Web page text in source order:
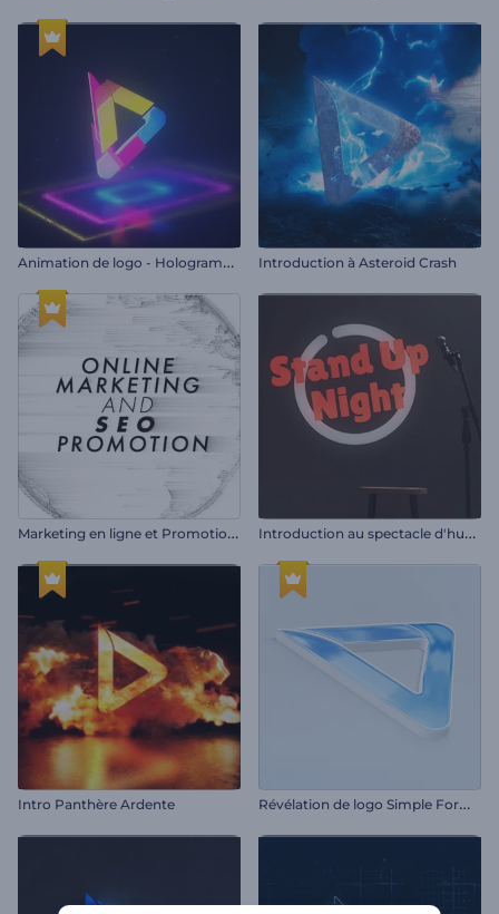
A
nimation de logo - Hologramme coloré Introduction à Asteroid Crash
M
arketing en ligne et Promotion SEO I
ntroduction au spectacle d'humour
Intro Panthère Ardente R
évélation de logo Simple Forming